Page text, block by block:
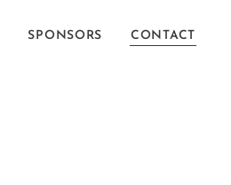
SPONSORS CONTACT